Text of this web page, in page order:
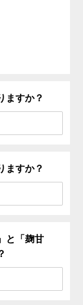
ますか？
ますか？
と「麹甘